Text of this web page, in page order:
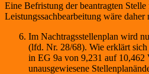
Eine Befristung der beantragten Stelle
Leistungssachbearbeitung wäre daher
Im Nachtragsstellenplan wird
(lfd. Nr. 28/68). Wie erklärt
in EG 9a von 9,231 auf
unausgewiesene